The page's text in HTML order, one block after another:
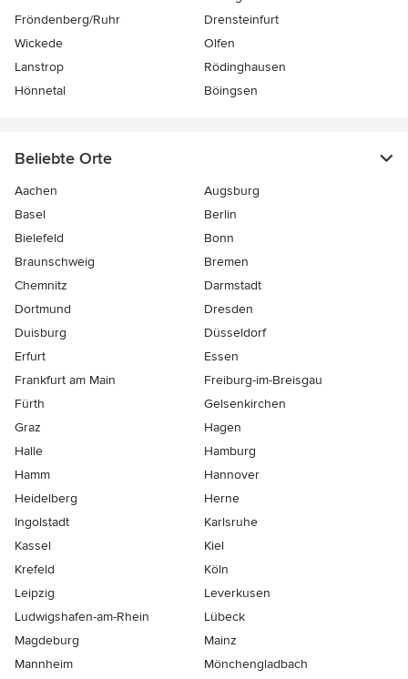
Fröndenberg/Ruhr
Drensteinfurt
Wickede
Olfen
Lanstrop
Rödinghausen
Hönnetal
Böingsen
Beliebte Orte
Aachen
Augsburg
Basel
Berlin
Bielefeld
Bonn
Braunschweig
Bremen
Chemnitz
Darmstadt
Dortmund
Dresden
Duisburg
Düsseldorf
Erfurt
Essen
Frankfurt am Main
Freiburg-im-Breisgau
Fürth
Gelsenkirchen
Graz
Hagen
Halle
Hamburg
Hamm
Hannover
Heidelberg
Herne
Ingolstadt
Karlsruhe
Kassel
Kiel
Krefeld
Köln
Leipzig
Leverkusen
Ludwigshafen-am-Rhein
Lübeck
Magdeburg
Mainz
Mannheim
Mönchen­gladbach